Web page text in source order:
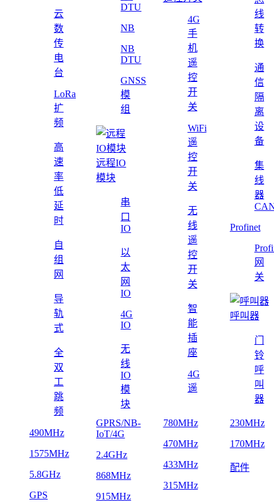
云
数
传
电
台
LoRa
扩
频
高
速
率
低
延
时
自
组
网
导
轨
式
全
双
工
跳
频
DTU
NB
NB
DTU
GNSS
模
组
远程IO
模块
串
口
IO
以
太
网
IO
4G
IO
无
线
IO
模
块
4G
手
机
遥
控
开
关
WiFi
遥
控
开
关
无
线
遥
控
开
关
智
能
插
座
4G
遥
线
转
换
通
信
隔
离
设
备
集
线
器
Profinet
网
关
呼叫器
门
铃
呼
叫
器
490MHz
1575MHz
5.8GHz
GPS
GPRS/NB-
IoT/4G
2.4GHz
868MHz
915MHz
780MHz
470MHz
433MHz
315MHz
230MHz
170MHz
配件